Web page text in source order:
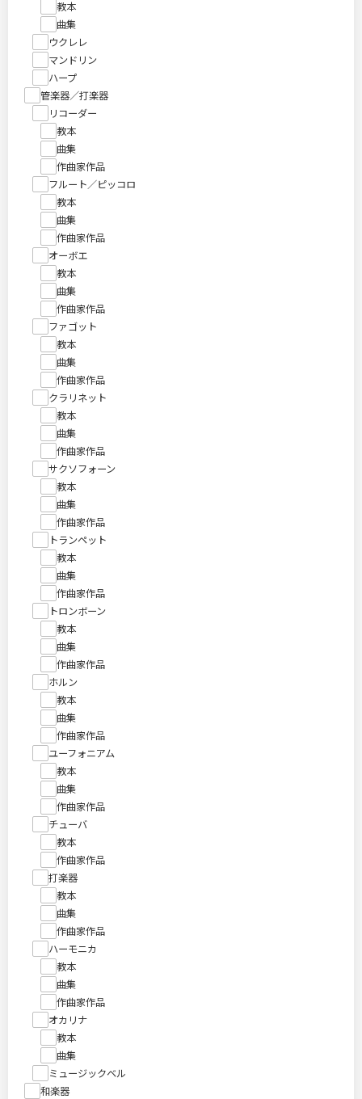
教本
曲集
ウクレレ
マンドリン
ハープ
管楽器／打楽器
リコーダー
教本
曲集
作曲家作品
フルート／ピッコロ
教本
曲集
作曲家作品
オーボエ
教本
曲集
作曲家作品
ファゴット
教本
曲集
作曲家作品
クラリネット
教本
曲集
作曲家作品
サクソフォーン
教本
曲集
作曲家作品
トランペット
教本
曲集
作曲家作品
トロンボーン
教本
曲集
作曲家作品
ホルン
教本
曲集
作曲家作品
ユーフォニアム
教本
曲集
作曲家作品
チューバ
教本
作曲家作品
打楽器
教本
曲集
作曲家作品
ハーモニカ
教本
曲集
作曲家作品
オカリナ
教本
曲集
ミュージックベル
和楽器